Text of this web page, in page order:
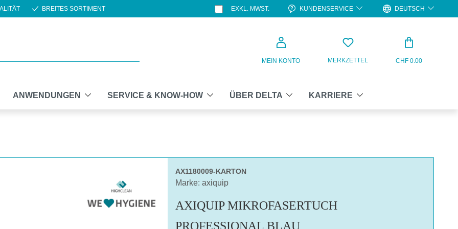
BREITES SORTIMENT EXKL. MWST. KUNDENSERVICE DEUTSCH
MEIN KONTO MERKZETTEL CHF 0.00
ANWENDUNGEN SERVICE & KNOW-HOW ÜBER DELTA KARRIERE
AX1180009-KARTON
Marke: axiquip
AXIQUIP MIKROFASERTUCH
PROFESSIONAL BLAU